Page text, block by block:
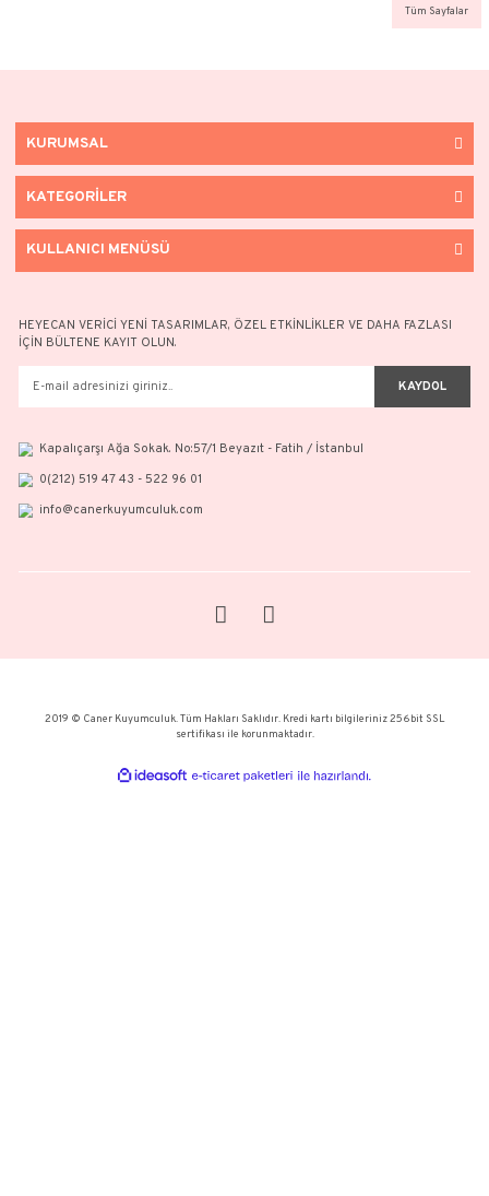
4. Kişisel Veri Sahibinin KVK Kanunu’nun ("Kanun”) 11. maddesinde
ilgili kişilerin aşağıdaki taleplerine karşılık
kişileri bilme,
d) Kişisel verilerin eksik veya yanlış işlenmiş olması hâlinde
e) Kanun’a uygun olarak kişisel verilerin silinmesini veya yok
f) Kişisel verilerin düzeltilmesi, silinmesi ya da yok edilmesi talebi
işlemlerin, kişisel verilerin aktarıldığı üçüncü kişilere bildirilmesini
g) İşlenen verilerin münhasıran otomatik sistemler vasıtasıyla analiz
kişinin kendisi aleyhine bir sonucun ortaya çıkmasına itiraz etme ve
h) Kişisel verilerinin birer kopyasını alma.
Unvan : Caner Kuyumculuk San. ve Tic. Ltd. Şti.
Kep adresi : canerkuyumculuk@hs02.kep.tr
E-posta adresi : info@canerkuyumculuk.com
Posta adresi : Kapalıçarşı, Beyazıt mah. Ağa sok. No:57/1 Fatih -